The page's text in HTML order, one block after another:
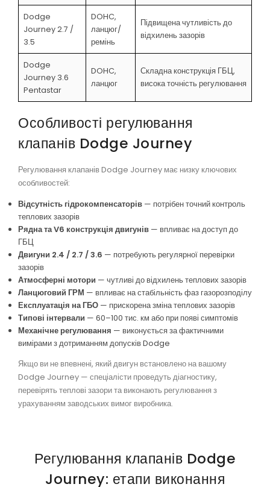
Dodge
Journey 2.7 /
3.5
DOHC,
ланцюг/
ремінь
Підвищена чутливість до
відхилень зазорів
Dodge
Journey 3.6
Pentastar
DOHC,
ланцюг
Складна конструкція ГБЦ,
висока точність регулювання
Особливості регулювання
клапанів Dodge Journey
Регулювання клапанів Dodge Journey має низку ключових
особливостей:
Відсутність гідрокомпенсаторів — потрібен точний контроль
теплових зазорів
Рядна та V6 конструкція двигунів — впливає на доступ до
ГБЦ
Двигуни 2.4 / 2.7 / 3.6 — потребують регулярної перевірки
зазорів
Атмосферні мотори — чутливі до відхилень теплових зазорів
Ланцюговий ГРМ — впливає на стабільність фаз газорозподілу
Експлуатація на ГБО — прискорена зміна теплових зазорів
Типові інтервали — 60–100 тис. км або при появі симптомів
Механічне регулювання — виконується за фактичними
вимірами з дотриманням допусків Dodge
Якщо ви не впевнені, який двигун встановлено на вашому
Dodge Journey — спеціалісти проведуть діагностику,
перевірять теплові зазори та виконають регулювання з
урахуванням заводських вимог виробника.
Регулювання клапанів Dodge
Journey: етапи виконання